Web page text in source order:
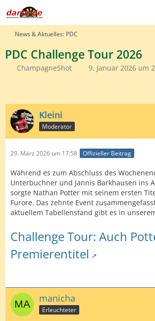
News & Aktuelles: PDC
PDC Challenge Tour 2026
ChampagneShot 9. Januar 2026 um
Kleini
Moderator
29. März 2026 um 17:58 Offizieller Beitrag
Während es zum Abschluss des
Unterbuchner und Jannis Barkhausen ins
sorgte Nathan Potter mit seinem ersten
Furore. Das zehnte Event
aktuellem Tabellenstand gibt es in
Challenge Tour: Auch
Premierentitel
manicha
Erleuchteter